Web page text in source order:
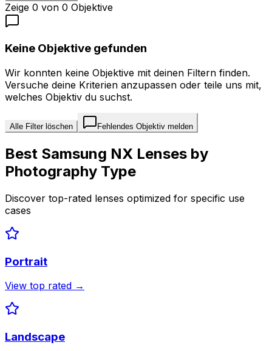
Zeige 0 von 0 Objektive
Keine Objektive gefunden
Wir konnten keine Objektive mit deinen Filtern finden.
Versuche deine Kriterien anzupassen oder teile uns mit,
welches Objektiv du suchst.
Alle Filter löschen Fehlendes Objektiv melden
Best Samsung NX Lenses by
Photography Type
Discover top-rated lenses optimized for specific use
cases
Portrait
View top rated →
Landscape